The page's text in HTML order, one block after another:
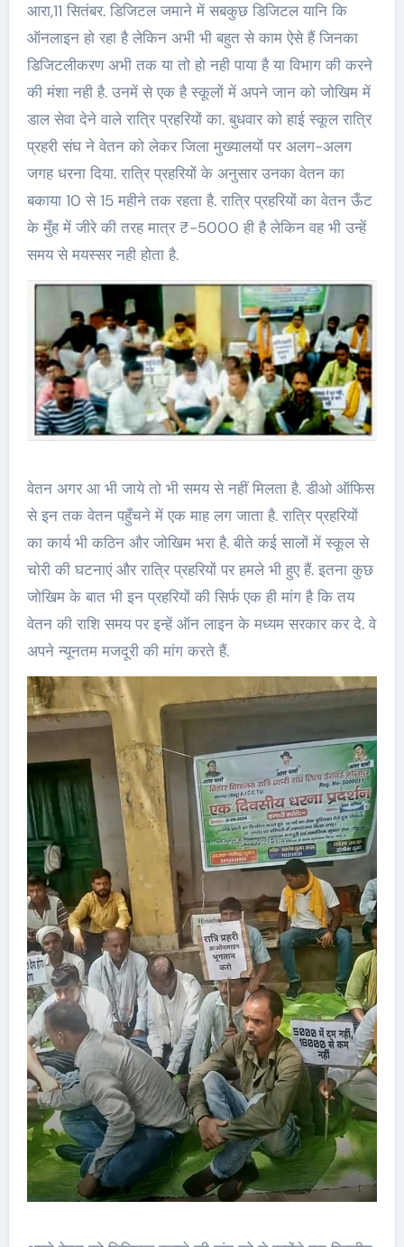
आरा,11 सितंबर. डिजिटल जमाने में सबकुछ डिजिटल यानि कि
ऑनलाइन हो रहा है लेकिन अभी भी बहुत से काम ऐसे हैं जिनका
डिजिटलीकरण अभी तक या तो हो नही पाया है या विभाग की करने
की मंशा नही है. उनमें से एक है स्कूलों में अपने जान को जोखिम में
डाल सेवा देने वाले रात्रि प्रहरियों का. बुधवार को हाई स्कूल रात्रि
प्रहरी संघ ने वेतन को लेकर जिला मुख्यालयों पर अलग-अलग
जगह धरना दिया. रात्रि प्रहरियों के अनुसार उनका वेतन का
बकाया 10 से 15 महीने तक रहता है. रात्रि प्रहरियों का वेतन ऊँट
के मुँह में जीरे की तरह मात्र ₹-5000 ही है लेकिन वह भी उन्हें
समय से मयस्सर नही होता है.
वेतन अगर आ भी जाये तो भी समय से नहीं मिलता है. डीओ ऑफिस
से इन तक वेतन पहुँचने में एक माह लग जाता है. रात्रि प्रहरियों
का कार्य भी कठिन और जोखिम भरा है. बीते कई सालों में स्कूल से
चोरी की घटनाएं और रात्रि प्रहरियों पर हमले भी हुए हैं. इतना कुछ
जोखिम के बात भी इन प्रहरियों की सिर्फ एक ही मांग है कि तय
वेतन की राशि समय पर इन्हें ऑन लाइन के मध्यम सरकार कर दे. वे
अपने न्यूनतम मजदूरी की मांग करते हैं.